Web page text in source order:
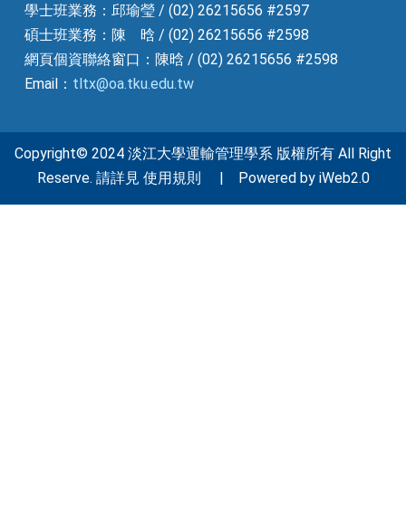
學士班業務：邱瑜瑩 / (02) 26215656 #2597
碩士班業務：陳 晗 / (02) 26215656 #2598
網頁個資聯絡窗口：陳晗 / (02) 26215656 #2598
Email： tltx@oa.tku.edu.tw
Copyright© 2024 淡江大學運輸管理學系 版權所有 All Right
Reserve. 請詳見 使用規則 | Powered by iWeb2.0